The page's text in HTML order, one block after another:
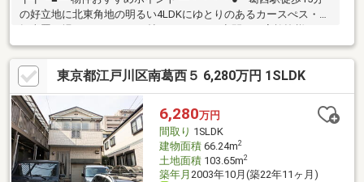
の好立地に北東角地の明るい4LDKにゆとりのあるカースぺス・自
ったりお過ごしいただけます● 全居室収納付きでお部屋をすっ
きり使える設計です● 各階にトイレを設置しており朝の忙しい
時間帯も安心です● 小学校やスーパーが徒歩10分圏内で生活環
境も充実しています● リビングは最高天井高約4.9ｍの吹抜け仕
様♪● ＬＤＫそれぞれに床暖房を設置
東京都江戸川区南葛西５ 6,280万円 1SLDK
6,280万円
間取り 1SLDK
建物面積66.24m2
土地面積103.65m2
築年月 2003年10月(築22年11ヶ月)